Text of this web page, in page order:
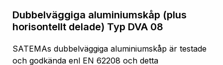
Dubbelväggiga aluminiumskåp (plus
horisontellt delade) Typ DVA 08
SATEMAs dubbelväggiga aluminiumskåp är testade
och godkända enl EN 62208 och detta